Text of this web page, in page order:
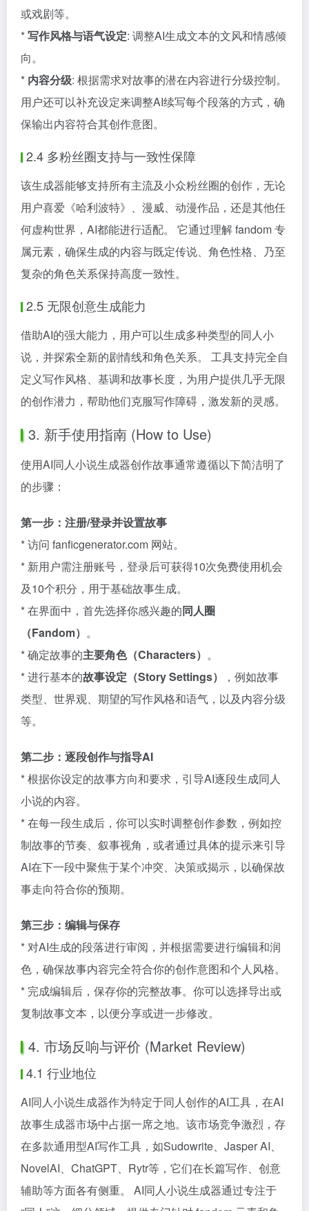
或戏剧等。
*写作风格与语气设定: 调整AI生成文本的文风和情感倾
向。
* 内容分级: 根据需求对故事的潜在内容进行分级控制。
用户还可以补充设定来调整AI续写每个段落的方式，确
保输出内容符合其创作意图。
2.4 多粉丝圈支持与一致性保障
该生成器能够支持所有主流及小众粉丝圈的创作，无论
用户喜爱《哈利波特》、漫威、动漫作品，还是其他任
何虚构世界，AI都能进行适配。 它通过理解 fandom 专
属元素，确保生成的内容与既定传说、角色性格、乃至
复杂的角色关系保持高度一致性。
2.5 无限创意生成能力
借助AI的强大能力，用户可以生成多种类型的同人小
说，并探索全新的剧情线和角色关系。 工具支持完全自
定义写作风格、基调和故事长度，为用户提供几乎无限
的创作潜力，帮助他们克服写作障碍，激发新的灵感。
3. 新手使用指南 (How to Use)
使用AI同人小说生成器创作故事通常遵循以下简洁明了
的步骤：
第一步：注册/登录并设置故事
* 访问 fanficgenerator.com 网站。
* 新用户需注册账号，登录后可获得10次免费使用机会
及10个积分，用于基础故事生成。
* 在界面中，首先选择你感兴趣的同人圈
（Fandom） 。
* 确定故事的主要角色（Characters） 。
* 进行基本的故事设定（Story Settings）
，例如故事
类型、世界观、期望的写作风格和语气，以及内容分级
等。
第二步：逐段创作与指导AI
* 根据你设定的故事方向和要求，引导AI逐段生成同人
小说的内容。
* 在每一段生成后，你可以实时调整创作参数，例如控
制故事的节奏、叙事视角，或者通过具体的提示来引导
AI在下一段中聚焦于某个冲突、决策或揭示，以确保故
事走向符合你的预期。
第三步：编辑与保存
* 对AI生成的段落进行审阅，并根据需要进行编辑和润
色，确保故事内容完全符合你的创作意图和个人风格。
* 完成编辑后，保存你的完整故事。你可以选择导出或
复制故事文本，以便分享或进一步修改。
4. 市场反响与评价 (Market Review)
4.1 行业地位
AI同人小说生成器作为特定于同人创作的AI工具，在AI
故事生成器市场中占据一席之地。该市场竞争激烈，存
在多款通用型AI写作工具，如Sudowrite、Jasper AI、
NovelAI、ChatGPT、Rytr等，它们在长篇写作、创意
辅助等方面各有侧重。 AI同人小说生成器通过专注于